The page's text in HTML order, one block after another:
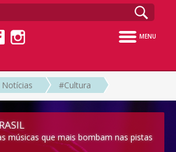
MENU
Notícias #Cultura
músicas que mais bombam nas pistas